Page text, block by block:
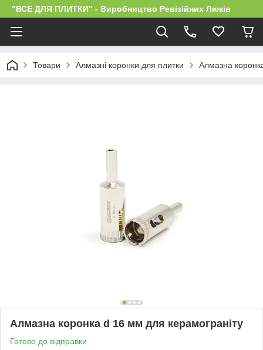
"ВСЕ ДЛЯ ПЛИТКИ" - Виробництво Ревізійних Люків
Товари Алмазні коронки для плитки Алмазна
Алмазна коронка d 16 мм для керамограніту
Готово до відправки